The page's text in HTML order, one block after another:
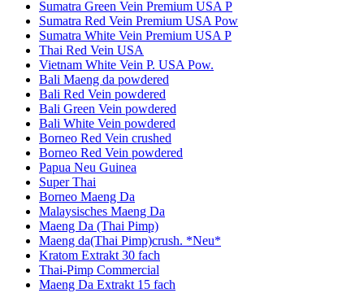
Sumatra Green Vein Premium USA P
Sumatra Red Vein Premium USA Pow
Sumatra White Vein Premium USA P
Thai Red Vein USA
Vietnam White Vein P. USA Pow.
Bali Maeng da powdered
Bali Red Vein powdered
Bali Green Vein powdered
Bali White Vein powdered
Borneo Red Vein crushed
Borneo Red Vein powdered
Papua Neu Guinea
Super Thai
Borneo Maeng Da
Malaysisches Maeng Da
Maeng Da (Thai Pimp)
Maeng da(Thai Pimp)crush. *Neu*
Kratom Extrakt 30 fach
Thai-Pimp Commercial
Maeng Da Extrakt 15 fach